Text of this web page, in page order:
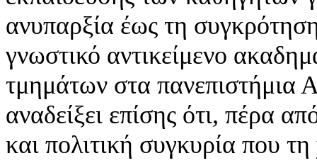
ανυπαρξία έως τη
γνωστικό αντικείμενο
τμημάτων στα
αναδείξει επίσης ότι, πέρα
και πολιτική συγκυρία που